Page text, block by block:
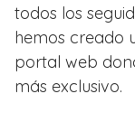
todos los
hemos creado
portal web
más exclusivo.